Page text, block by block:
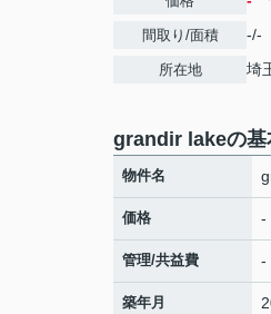
間取り/面積 -/-
所在地 埼
grandir lakeの基
物件名
価格 -
管理/共益費 -
築年月